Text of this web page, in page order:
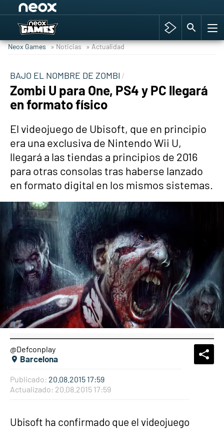
Hyrule Warriors: La Era del Cataclismo
Cyberpunk 2077
Hyrule Warriors
Neox Games » Noticias » Actualidad
BAJO EL NOMBRE DE ZOMBI
Zombi U para One, PS4 y PC llegará
en formato físico
El videojuego de Ubisoft, que en principio
era una exclusiva de Nintendo Wii U,
llegará a las tiendas a principios de 2016
para otras consolas tras haberse lanzado
en formato digital en los mismos sistemas.
@Defconplay
Barcelona
Publicado: 20.08.2015 17:59
Actualizado: 20.08.2015 17:59
Ubisoft ha confirmado que el videojuego